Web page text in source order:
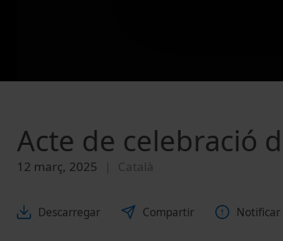
Acte de celebració
12 març, 2025 Català
Descarregar Compartir Notificar